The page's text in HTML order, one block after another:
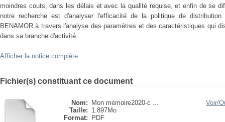
moindres couts, dans les délais et avec la qualité requise, et enfin de se
notre recherche est d'analyser l'efficacité de la politique de distribution
BENAMOR à travers l'analyse des paramètres et des caractéristiques qui
dans sa branche d'activité.
Afficher la notice complète
Fichier(s) constituant ce document
Nom:
Mon mémoire2020-c ...
Taille: 1.897Mo
Format:
PDF
Voir/